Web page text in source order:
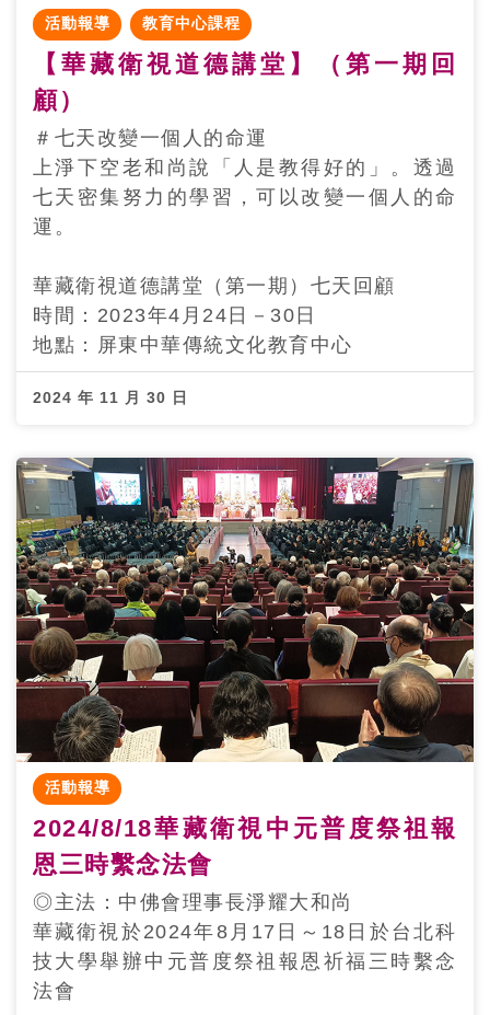
活動報導 教育中心課程
【華藏衛視道德講堂】（第一期回
顧）
＃七天改變一個人的命運
上淨下空老和尚說「人是教得好的」。透過
七天密集努力的學習，可以改變一個人的命
運。
華藏衛視道德講堂（第一期）七天回顧
時間：2023年4月24日－30日
地點：屏東中華傳統文化教育中心
2024 年 11 月 30 日
活動報導
2024/8/18華藏衛視中元普度祭祖報
恩三時繫念法會
◎主法：中佛會理事長淨耀大和尚
華藏衛視於2024年8月17日～18日於台北科
技大學舉辦中元普度祭祖報恩祈福三時繫念
法會